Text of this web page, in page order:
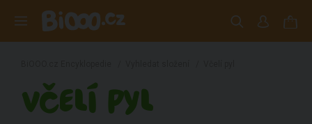
VČELÍ PYL